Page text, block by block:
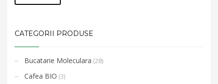
CATEGORII PRODUSE
Bucatarie Moleculara (28)
Cafea BIO (3)